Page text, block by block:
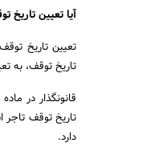
آیا تعیین
تعیین تاریخ
تاریخ توقف، به
تاریخ توقف
دارد.